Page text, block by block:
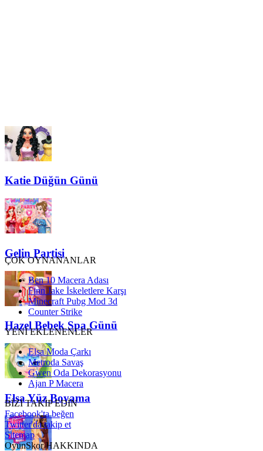
Katie Düğün Günü
Gelin Partisi
Hazel Bebek Spa Günü
Elsa Yüz Boyama
ÇOK OYNANANLAR
Ben 10 Macera Adası
Finn Jake İskeletlere Karşı
Minecraft Pubg Mod 3d
Counter Strike
YENİ EKLENENLER
Elsa Moda Çarkı
Metroda Savaş
Gwen Oda Dekorasyonu
Ajan P Macera
BİZİ TAKİP EDİN
Facebook'ta beğen
Twitter'da takip et
Sitemap
OyunSkor HAKKINDA